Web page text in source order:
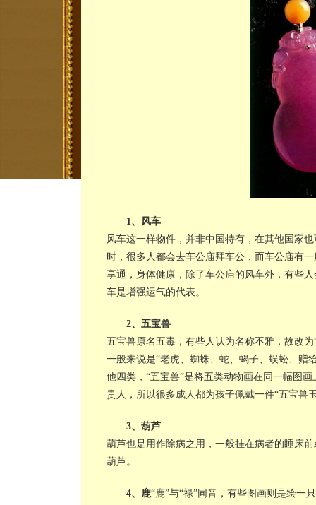
1、风车
风车这一样物件，并非中国特有，在其他国家
时，很多人都会去车公庙拜车公，而车公庙有
享通，身体健康，除了车公庙的风车外，有些
车是增强运气的代表。
2、五宝兽
五宝兽原名五毒，有些人认为名称不雅，故改为
一般来说是“老虎、蜘蛛、蛇、蝎子、蜈蚣、赠
他四类，“五宝兽”是将五类动物画在同一幅图
贵人，所以很多成人都为孩子佩戴一件“五宝兽
3、葫芦
葫芦也是用作除病之用，一般挂在病者的睡床
葫芦。
4、鹿“鹿”与“禄”同音，有些图画则是绘一